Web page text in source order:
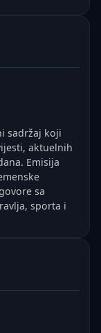
sadržaj koji
aktuelnih
Emisija
sa
sporta i